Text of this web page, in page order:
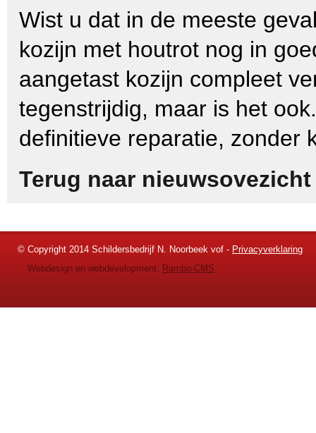
Wist u dat in de meeste
kozijn met houtrot nog in
aangetast kozijn compleet
tegenstrijdig, maar is het
definitieve reparatie, zonder
Terug naar nieuwsovezicht
© Copyright 2014 Schildersbedrijf N. Noorbeek vof - Privacyverklaring
Webdesign en webdevelopment: Rambo-CMS